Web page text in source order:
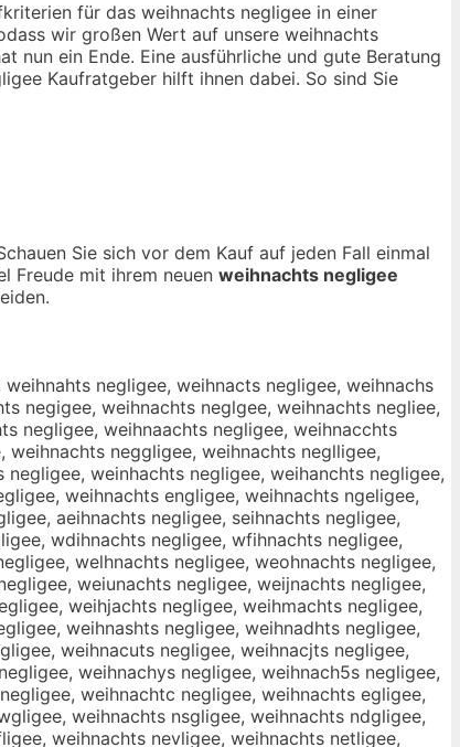
für das weihnachts negligee in einer
wir großen Wert auf unsere weihnachts
nun ein Ende. Eine ausführliche und gute Beratung
Kaufratgeber hilft ihnen dabei. So sind Sie
Sie sich vor dem Kauf auf jeden Fall einmal
Freude mit ihrem neuen weihnachts negligee
negligee, weihnacts negligee, weihnachs
negigee, weihnachts neglgee, weihnachts negliee,
negligee, weihnaachts negligee, weihnacchts
neggligee, weihnachts neglligee,
weinhachts negligee, weihanchts negligee,
weihnachts engligee, weihnachts ngeligee,
aeihnachts negligee, seihnachts negligee,
wdihnachts negligee, wfihnachts negligee,
welhnachts negligee, weohnachts negligee,
weiunachts negligee, weijnachts negligee,
weihjachts negligee, weihmachts negligee,
weihnashts negligee, weihnadhts negligee,
weihnacuts negligee, weihnacjts negligee,
weihnachys negligee, weihnach5s negligee,
weihnachtc negligee, weihnachts egligee,
weihnachts nsgligee, weihnachts ndgligee,
weihnachts nevligee, weihnachts netligee,